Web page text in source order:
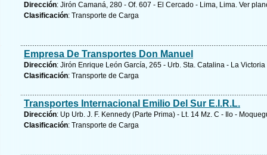
Dirección: Jirón Camaná, 280 - Of. 607 - El Cercado - Lima, Lima. Ver
Clasificación: Transporte de Carga
Empresa De Transportes Don Manuel
Dirección: Jirón Enrique León García, 265 - Urb. Sta. Catalina - La
Clasificación: Transporte de Carga
Transportes Internacional Emilio Del Sur E.I.R.L.
Dirección: Up Urb. J. F. Kennedy (Parte Prima) - Lt. 14 Mz. C - Ilo -
Clasificación: Transporte de Carga